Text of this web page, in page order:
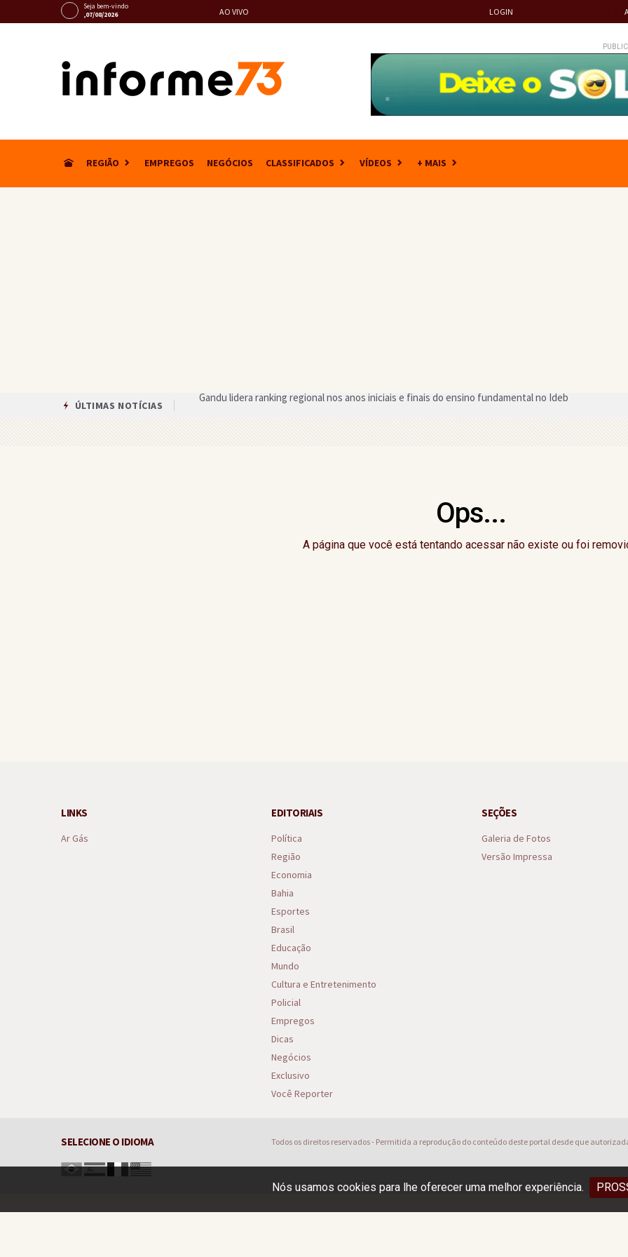
Nós usamos cookies para lhe oferecer uma melhor experiência.
Seja bem-vindo
,07/08/2026
AO VIVO LOGIN
REGIÃO EMPREGOS NEGÓCIOS CLASSIFICADOS VÍDEOS + MAIS
ÚLTIMAS NOTÍCIAS
Campeonato Teolandense 2026 começa neste domingo (9) com novo formato e mudanças no
Assembleia de Deus em Gandu promove 3ª edição do "CelebrAí CelebrAí" nesta quinta-feira; saiba
Circuito das Artes oferece cursos e oficinas gratuitas em Gandu
Ops...
A página que você está tentando acessar não existe ou foi
LINKS
Ar Gás
EDITORIAIS
Política
Região
Economia
Bahia
Esportes
Brasil
Educação
Mundo
Cultura e Entretenimento
Policial
Empregos
Dicas
Negócios
Exclusivo
Você Reporter
SEÇÕES
Galeria de Fotos
Versão Impressa
SELECIONE O IDIOMA Todos os direitos reservados - Permitida a reprodução do conteúdo deste portal desde que